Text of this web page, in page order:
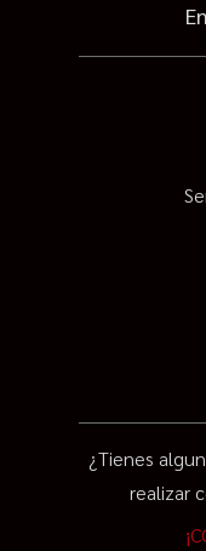
¿Tienes
realizar